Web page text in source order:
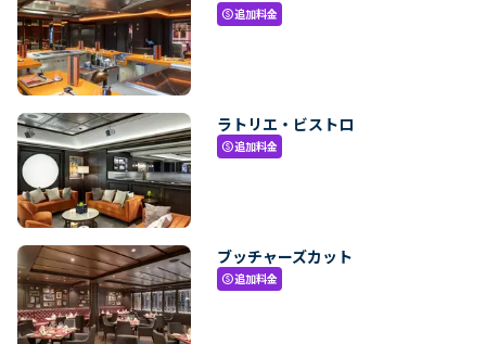
paid追加料金
ラトリエ・ビストロ
paid追加料金
ブッチャーズカット
paid追加料金